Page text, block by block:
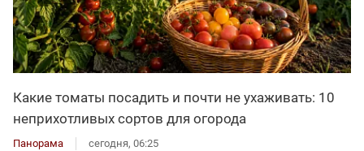
Какие томаты посадить и почти не ухаживать: 10
неприхотливых сортов для огорода
Панорама сегодня, 06:25